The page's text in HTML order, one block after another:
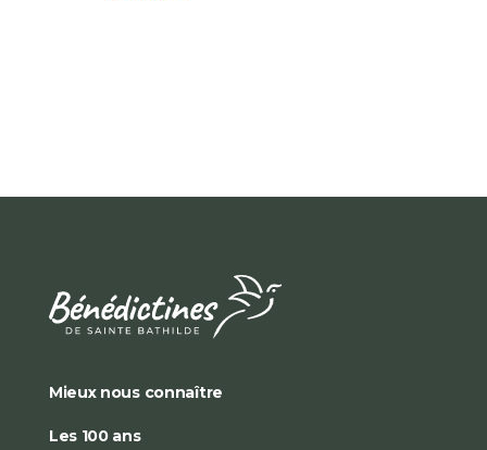
Mieux nous connaître
Les 100 ans